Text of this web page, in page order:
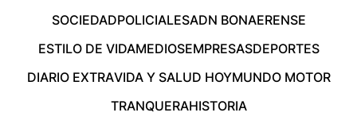
SOCIEDADPOLICIALESADN BONAERENSE
ESTILO DE VIDAMEDIOSEMPRESASDEPORTES
DIARIO EXTRAVIDA Y SALUD HOYMUNDO MOTOR
TRANQUERAHISTORIA